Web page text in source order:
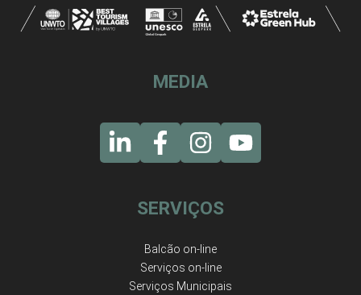
MEDIA
SERVIÇOS
Balcão on-line
Serviços on-line
Serviços Municipais